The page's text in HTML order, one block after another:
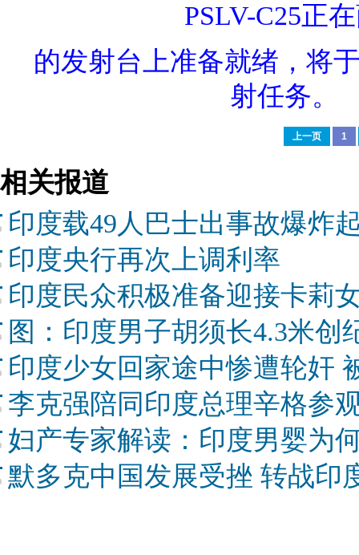
PSLV-C25正
的发射台上准备就绪，将
射任务。
上一页 1
相关报道
印度载49人巴士出事故爆炸
印度央行再次上调利率
印度民众积极准备迎接卡莉
图：印度男子胡须长4.3米创
印度少女回家途中惨遭轮奸
李克强陪同印度总理辛格参
妇产专家解读：印度男婴为
默多克中国发展受挫 转战印